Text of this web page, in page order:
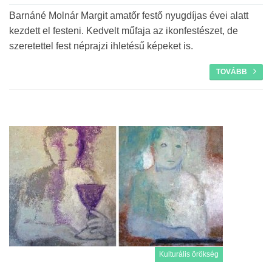
Barnáné Molnár Margit amatőr festő nyugdíjas évei alatt
kezdett el festeni. Kedvelt műfaja az ikonfestészet, de
szeretettel fest néprajzi ihletésű képeket is.
TOVÁBB
Kulturális örökség